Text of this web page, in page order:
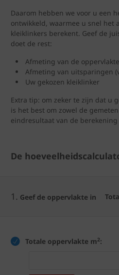
Daarom hebben we voor u een
ontwikkeld, waarmee u snel het
kleiklinkers berekent. Geef de
doet de rest:
Afmeting van de
Afmeting van uitsparingen
Uw gekozen kleiklinker
Extra tip: om zeker te zijn dat u
is het best om zowel de
eindresultaat van de
De
1. Geef de oppervlakte in
Totale oppervlakte m2: